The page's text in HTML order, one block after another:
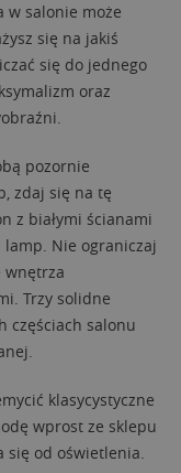
w salonie może
się na jakiś
się do jednego
oraz
pozornie
zdaj się na tę
z białymi ścianami
lamp. Nie ograniczaj
wnętrza
Trzy solidne
częściach salonu
klasycystyczne
wprost ze sklepu
się od oświetlenia.